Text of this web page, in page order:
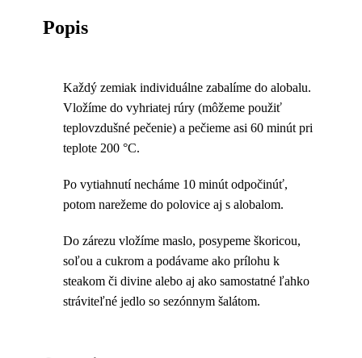
Popis
Každý zemiak individuálne zabalíme do alobalu.
Vložíme do vyhriatej rúry (môžeme použiť
teplovzdušné pečenie) a pečieme asi 60 minút pri
teplote 200 °C.
Po vytiahnutí necháme 10 minút odpočinúť,
potom narežeme do polovice aj s alobalom.
Do zárezu vložíme maslo, posypeme škoricou,
soľou a cukrom a podávame ako prílohu k
steakom či divine alebo aj ako samostatné ľahko
stráviteľné jedlo so sezónnym šalátom.